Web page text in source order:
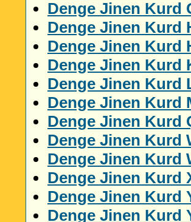
Denge Jinen Kurd
Denge Jinen Kurd
Denge Jinen Kurd
Denge Jinen Kurd
Denge Jinen Kurd
Denge Jinen Kurd
Denge Jinen Kurd
Denge Jinen Kurd
Denge Jinen Kurd
Denge Jinen Kurd
Denge Jinen Kurd
Denge Jinen Kurd